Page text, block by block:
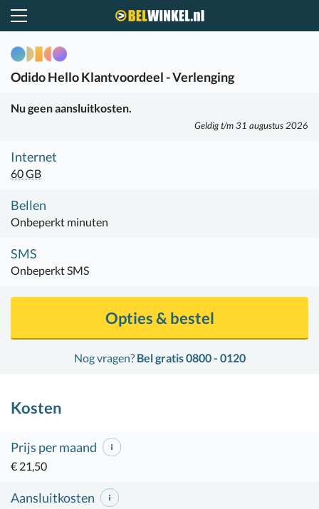
OdidoHello Klantvoordeel - Verlenging
Nu geen aansluitkosten.
Geldig t/m 31 augustus 2026
Internet
60 GB
Bellen
Onbeperkt minuten
SMS
Onbeperkt SMS
Nog vragen? Bel gratis 0800 - 0120
Opties & bestel
Kosten
Prijs per maand
€ 21,50
Aansluitkosten